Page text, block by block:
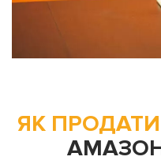
ЯК ПРОДАТИ